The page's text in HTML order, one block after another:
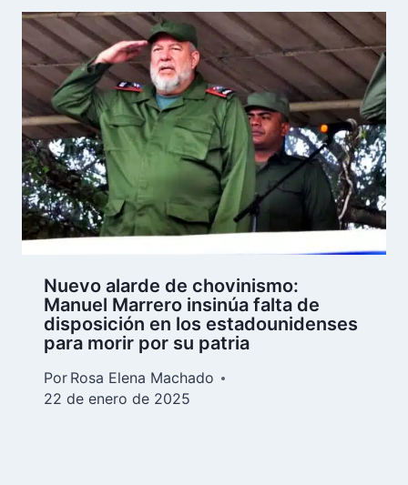
Nuevo alarde de chovinismo:
Manuel Marrero insinúa falta de
disposición en los estadounidenses
para morir por su patria
Por Rosa Elena Machado
22 de enero de 2025